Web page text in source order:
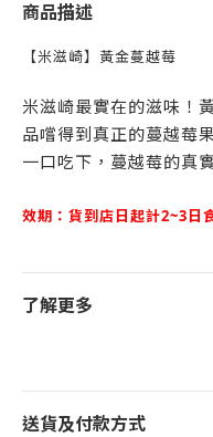
商品描述
【米滋崎】黃金蔓越莓
米滋崎最實在的滋味！
品嚐得到真正的蔓越莓
一口吃下，蔓越莓的真
效期：貨到店日起計2~3日
了解更多
送貨及付款方式